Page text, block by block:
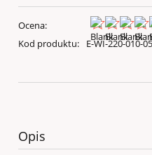
Ocena:
Kod produktu:
E-WI-220-010-
Opis